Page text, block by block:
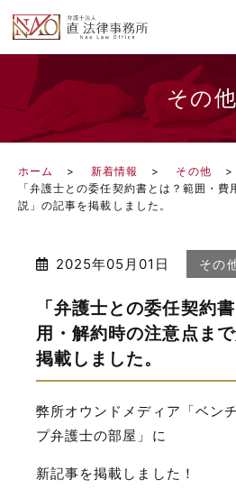
その他
ホーム 新着情報
その他
「弁護士との委任契約書とは？範囲・
説」の記事を掲載しました。
2025年05月01日 その
「弁護士との委任契約
用・解約時の注意点ま
掲載しました。
弊所オウンドメディア「ベン
プ弁護士の部屋」に
新記事を掲載しました！